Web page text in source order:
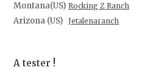
Montana(US) Rocking Z Ranch
Arizona (US) Jetalenaranch
A tester !